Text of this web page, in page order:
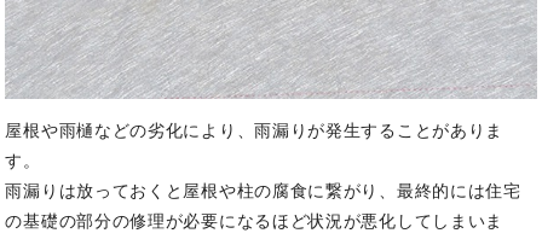
屋根や雨樋などの劣化により、雨漏りが発生することがありま
す。
雨漏りは放っておくと屋根や柱の腐食に繋がり、最終的には住宅
の基礎の部分の修理が必要になるほど状況が悪化してしまいま